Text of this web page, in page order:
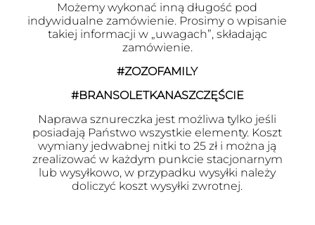
Możemy wykonać inną długość pod
indywidualne zamówienie. Prosimy o wpisanie
takiej informacji w „uwagach”, składając
zamówienie.
#ZOZOFAMILY
#BRANSOLETKANASZCZĘŚCIE
Naprawa sznureczka jest możliwa tylko jeśli
posiadają Państwo wszystkie elementy. Koszt
wymiany jedwabnej nitki to 25 zł i można ją
zrealizować w każdym punkcie stacjonarnym
lub wysyłkowo, w przypadku wysyłki należy
doliczyć koszt wysyłki zwrotnej.